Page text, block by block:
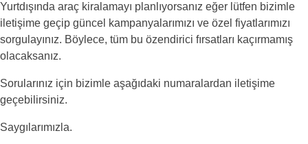
Yurtdışında araç kiralamayı planlıyorsanız eğer lütfen bizimle
iletişime geçip güncel kampanyalarımızı ve özel fiyatlarımızı
sorgulayınız. Böylece, tüm bu özendirici fırsatları kaçırmamış
olacaksanız.
Sorularınız için bizimle aşağıdaki numaralardan iletişime
geçebilirsiniz.
Saygılarımızla.